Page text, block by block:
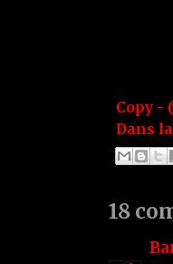
Copy -
Dans
18